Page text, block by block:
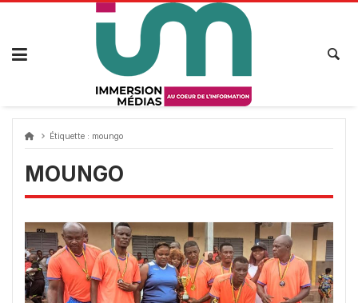
Passer
Étiquette : moungo
MOUNGO